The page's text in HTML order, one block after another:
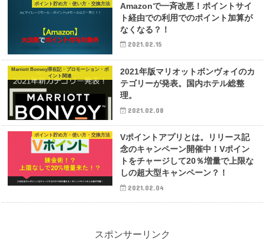
ポイント貯め方・使い方・交換方法
Amazonで一斉改悪！ポイントサイ
ト経由での利用でのポイント加算が
なくなる？！
2021.02.15
Marriott Bonvoy滞在記・プロモーション・ポ
イント関連
2021年版マリオットボンヴォイのカ
テゴリーが発表。国内ホテル総整
理。
2021.02.08
ポイント貯め方・使い方・交換方法
Vポイントアプリとは。リリース記
念のキャンペーン開催中！Vポイン
トをチャージして20％増量で上限な
しの超大型キャンペーン？！
2021.02.04
スポンサーリンク